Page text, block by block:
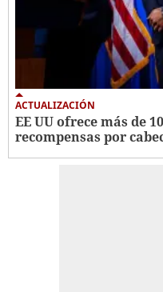
ACTUALIZACIÓN
EE UU ofrece más de
recompensas por